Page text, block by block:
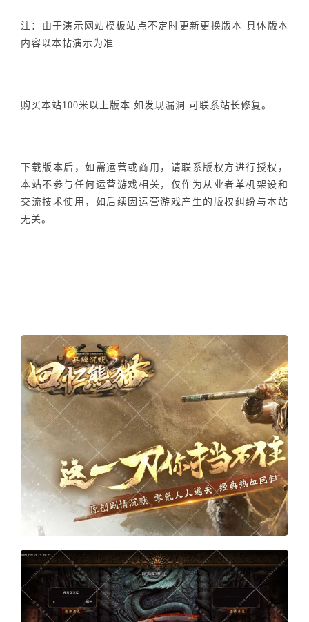
注：由于演示网站模板站点不定时更新更换版本 具体版本
内容以本帖演示为准
购买本站100米以上版本 如发现漏洞 可联系站长修复。
下载版本后，如需运营或商用，请联系版权方进行授权，
本站不参与任何运营游戏相关，仅作为从业者单机架设和
交流技术使用，如后续因运营游戏产生的版权纠纷与本站
无关。